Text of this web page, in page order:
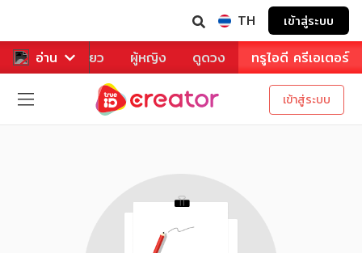
TH เข้าสู่ระบบ
อ่าน
หาร ท่องเที่ยว ผู้หญิง ดูดวง ทรูไอดี ครีเอเตอร์
เข้าสู่ระบบ